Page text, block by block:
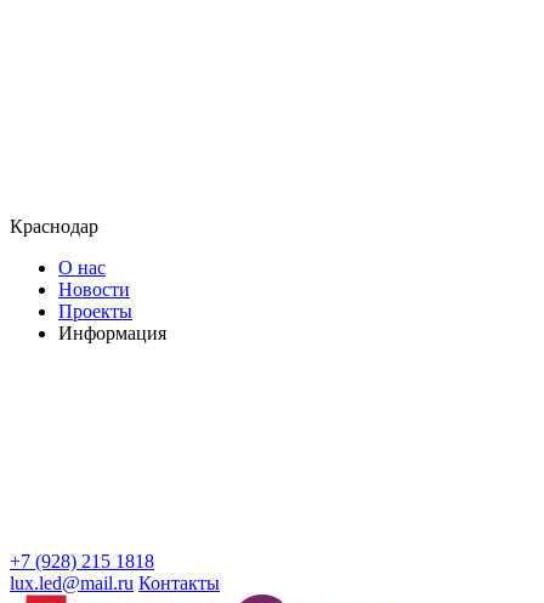
Краснодар
О нас
Новости
Проекты
Информация
+7 (928) 215 1818
lux.led@mail.ru Контакты